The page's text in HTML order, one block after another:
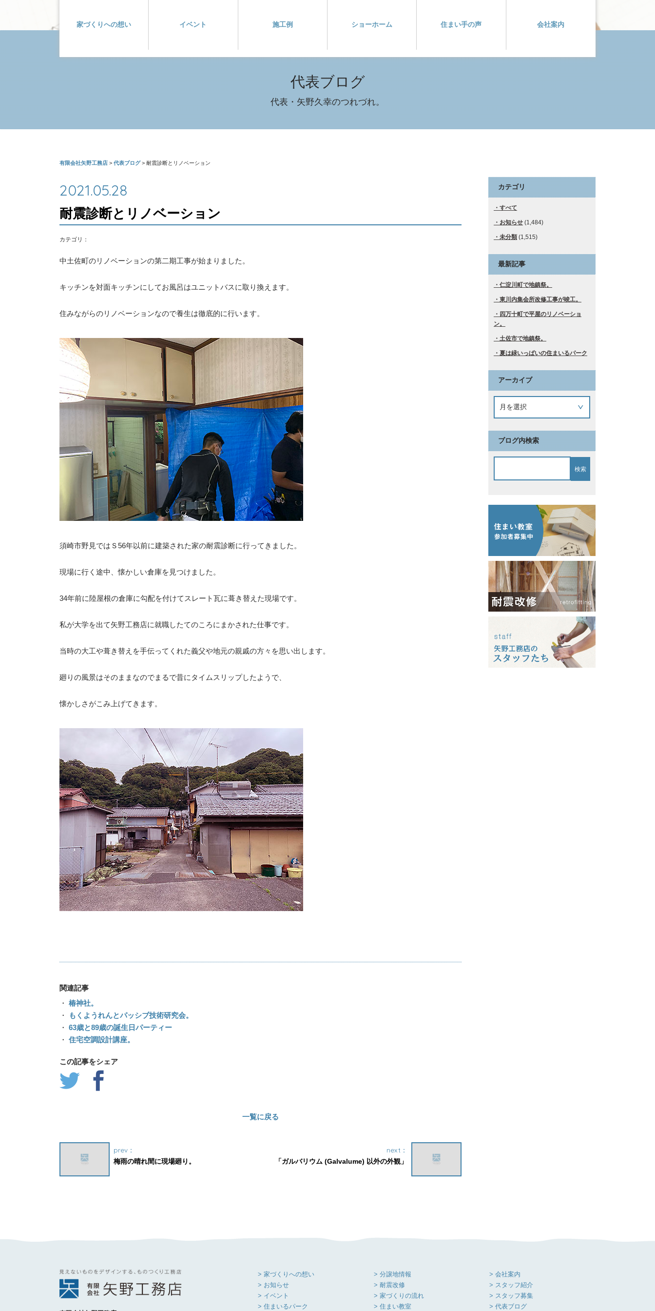
家づくりへの想い イベント 施工例 ショーホーム 住まい手の声 会社案内
代表ブログ
代表・矢野久幸のつれづれ。
有限会社矢野工務店 > 代表ブログ> 耐震診断とリノベーション
2021.05.28
耐震診断とリノベーション
カテゴリ：
中土佐町のリノベーションの第二期工事が始まりました。
キッチンを対面キッチンにしてお風呂はユニットバスに取り換えます。
住みながらのリノベーションなので養生は徹底的に行います。
須崎市野見ではＳ56年以前に建築された家の耐震診断に行ってきました。
現場に行く途中、懐かしい倉庫を見つけました。
34年前に陸屋根の倉庫に勾配を付けてスレート瓦に葺き替えた現場です。
私が大学を出て矢野工務店に就職したてのころにまかされた仕事です。
当時の大工や葺き替えを手伝ってくれた義父や地元の親戚の方々を思い出します。
廻りの風景はそのままなのでまるで昔にタイムスリップしたようで、
懐かしさがこみ上げてきます。
関連記事
・ 椿神社。
・
もくようれんとパッシブ技術研究会。
・ 63歳と89歳の誕生日パーティー
・ 住宅空調設計講座。
この記事をシェア
一覧に戻る
prev：
梅雨の晴れ間に現場廻り。
next：
「ガルバリウム (Galvalume) 以外の外観」
カテゴリ
すべて
お知らせ (1,484)
未分類 (1,515)
最新記事
仁淀川町で地鎮祭。
東川内集会所改修工事が竣工。
四万十町で平屋のリノベーショ
ン。
土佐市で地鎮祭。
夏は緑いっぱいの住まいるパーク
アーカイブ
ブログ内検索
> 家づくりへの想い
> お知らせ
> イベント
> 住まいるパーク
> 分譲地情報
> 耐震改修
> 家づくりの流れ
> 住まい教室
> 会社案内
> スタッフ紹介
> スタッフ募集
> 代表ブログ